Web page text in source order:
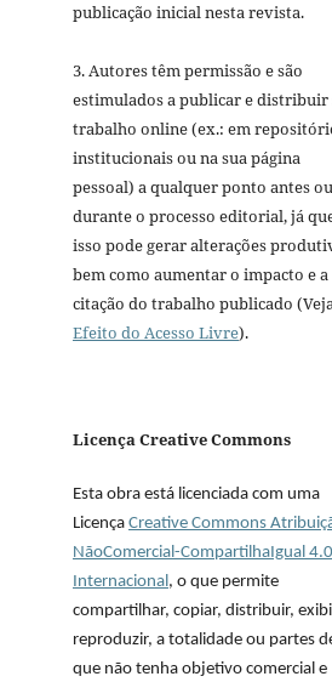
publicação inicial nesta revista.
3. Autores têm permissão e são
estimulados a publicar e distribuir
trabalho online (ex.: em
institucionais ou na sua página
pessoal) a qualquer ponto antes ou
durante o processo editorial, já
isso pode gerar alterações
bem como aumentar o impacto e a
citação do trabalho publicado
Efeito do Acesso Livre).
Licença Creative Commons
Esta obra está licenciada com uma
Licença Creative Commons
NãoComercial-CompartilhaIgual 4.0
Internacional, o que permite
compartilhar, copiar, distribuir,
reproduzir, a totalidade ou partes
que não tenha objetivo comercial e